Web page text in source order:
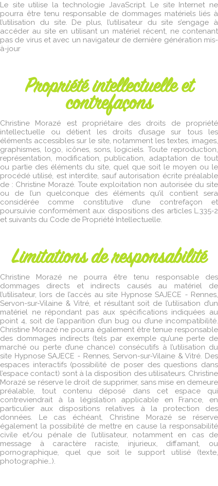
Le site utilise la technologie JavaScript. Le site Internet ne
pourra être tenu responsable de dommages matériels liés à
l’utilisation du site. De plus, l’utilisateur du site s’engage à
accéder au site en utilisant un matériel récent, ne contenant
pas de virus et avec un navigateur de dernière génération mis-
à-jour
Propriété intellectuelle et
contrefaçons
Christine Morazé est propriétaire des droits de propriété
intellectuelle ou détient les droits d’usage sur tous les
éléments accessibles sur le site, notamment les textes, images,
graphismes, logo, icônes, sons, logiciels. Toute reproduction,
représentation, modification, publication, adaptation de tout
ou partie des éléments du site, quel que soit le moyen ou le
procédé utilisé, est interdite, sauf autorisation écrite préalable
de : Christine Morazé. Toute exploitation non autorisée du site
ou de l’un quelconque des éléments qu’il contient sera
considérée comme constitutive d’une contrefaçon et
poursuivie conformément aux dispositions des articles L.335-2
et suivants du Code de Propriété Intellectuelle.
Limitations de responsabilité
Christine Morazé ne pourra être tenu responsable des
dommages directs et indirects causés au matériel de
l’utilisateur, lors de l’accès au site Hypnose SAJECE - Rennes,
Servon-sur-Vilaine & Vitré, et résultant soit de l’utilisation d’un
matériel ne répondant pas aux spécifications indiquées au
point 4, soit de l’apparition d’un bug ou d’une incompatibilité.
Christine Morazé ne pourra également être tenue responsable
des dommages indirects (tels par exemple qu’une perte de
marché ou perte d’une chance) consécutifs à l’utilisation du
site Hypnose SAJECE - Rennes, Servon-sur-Vilaine & Vitré. Des
espaces interactifs (possibilité de poser des questions dans
l’espace contact) sont à la disposition des utilisateurs. Christine
Morazé se réserve le droit de supprimer, sans mise en demeure
préalable, tout contenu déposé dans cet espace qui
contreviendrait à la législation applicable en France, en
particulier aux dispositions relatives à la protection des
données. Le cas échéant, Christine Morazé se réserve
également la possibilité de mettre en cause la responsabilité
civile et/ou pénale de l’utilisateur, notamment en cas de
message à caractère raciste, injurieux, diffamant, ou
pornographique, quel que soit le support utilisé (texte,
photographie…).